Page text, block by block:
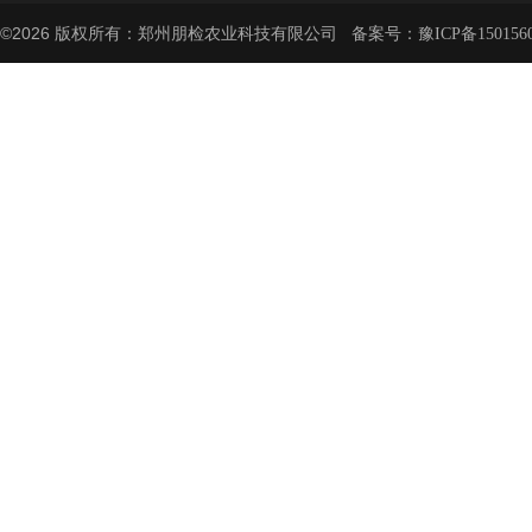
©2026 版权所有：郑州朋检农业科技有限公司 备案号： 豫ICP备